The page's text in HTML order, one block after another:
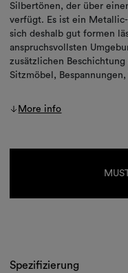
Silbertönen, der über
verfügt. Es ist ein
sich deshalb gut formen
anspruchsvollsten
zusätzlichen
Sitzmöbel,
More info
Spezifizierung